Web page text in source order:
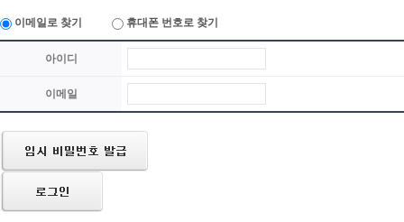
이메일로 찾기 휴대폰 번호로 찾기
아이디
이메일